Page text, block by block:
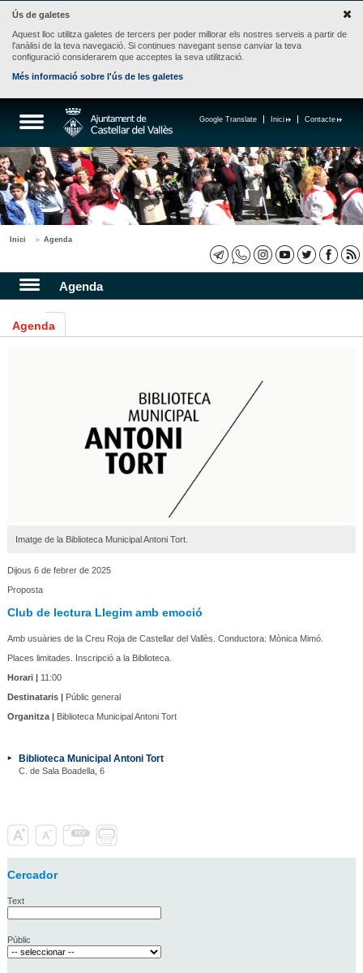
Ús de galetes
Aquest lloc utilitza galetes de tercers per poder millorar els nostres serveis a partir de
l'anàlisi de la teva navegació. Si continues navegant sense canviar la teva
configuració considerarem que acceptes la seva utilització.
Més informació sobre l'ús de les galetes
Contacte
Inici
Google Translate
Inici Agenda
Agenda
Agenda
Imatge de la Biblioteca Municipal Antoni Tort.
Dijous 6 de febrer de 2025
Proposta
Club de lectura Llegim amb emoció
Amb usuàries de la Creu Roja de Castellar del Vallès. Conductora: Mònica Mimó.
Places limitades. Inscripció a la Biblioteca.
Horari |11:00
Destinataris |Públic general
Organitza |Biblioteca Municipal Antoni Tort
Biblioteca Municipal Antoni Tort
C. de Sala Boadella, 6
Cercador
Text
Públic